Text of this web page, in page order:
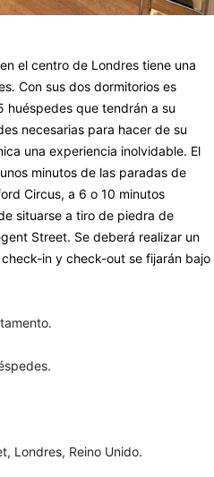
el centro de Londres tiene una
Con sus dos dormitorios es
huéspedes que tendrán a su
necesarias para hacer de su
una experiencia inolvidable. El
minutos de las paradas de
Circus, a 6 o 10 minutos
situarse a tiro de piedra de
Street. Se deberá realizar un
in y check-out se fijarán bajo
Londres, Reino Unido.